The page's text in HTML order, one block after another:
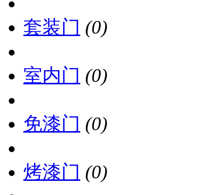
套装门 (0)
室内门 (0)
免漆门 (0)
烤漆门 (0)